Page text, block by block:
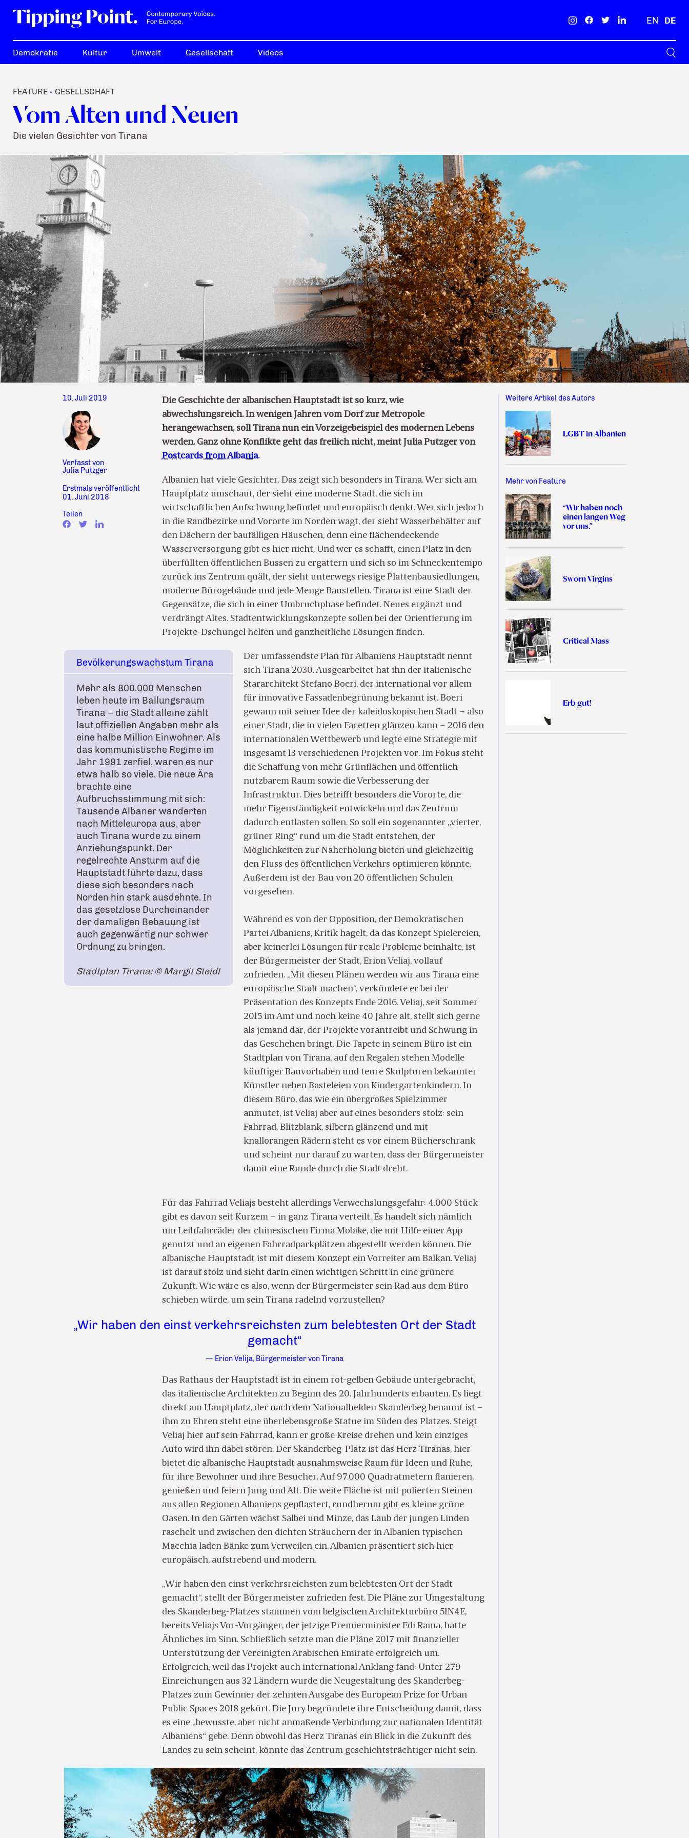
EN DE
Demokratie Kultur Umwelt Gesellschaft Videos
FEATURE • GESELLSCHAFT
Vom Alten und Neuen
Die vielen Gesichter von Tirana
10. Juli 2019
Verfasst von
Julia Putzger
Erstmals veröffentlicht
01. Juni 2018
Teilen
Die Geschichte der albanischen Hauptstadt ist so kurz, wie
abwechslungsreich. In wenigen Jahren vom Dorf zur Metropole
herangewachsen, soll Tirana nun ein Vorzeigebeispiel des modernen Lebens
werden. Ganz ohne Konflikte geht das freilich nicht, meint Julia Putzger von
Postcards from Albania.
Albanien hat viele Gesichter. Das zeigt sich besonders in Tirana. Wer sich am
Hauptplatz umschaut, der sieht eine moderne Stadt, die sich im
wirtschaftlichen Aufschwung befindet und europäisch denkt. Wer sich jedoch
in die Randbezirke und Vororte im Norden wagt, der sieht Wasserbehälter auf
den Dächern der baufälligen Häuschen, denn eine flächendeckende
Wasserversorgung gibt es hier nicht. Und wer es schafft, einen Platz in den
überfüllten öffentlichen Bussen zu ergattern und sich so im Schneckentempo
zurück ins Zentrum quält, der sieht unterwegs riesige Plattenbausiedlungen,
moderne Bürogebäude und jede Menge Baustellen. Tirana ist eine Stadt der
Gegensätze, die sich in einer Umbruchphase befindet. Neues ergänzt und
verdrängt Altes. Stadtentwicklungskonzepte sollen bei der Orientierung im
Projekte-Dschungel helfen und ganzheitliche Lösungen finden.
Bevölkerungswachstum Tirana
Mehr als 800.000 Menschen
leben heute im Ballungsraum
Tirana – die Stadt alleine zählt
laut offiziellen Angaben mehr als
eine halbe Million Einwohner. Als
das kommunistische Regime im
Jahr 1991 zerfiel, waren es nur
etwa halb so viele. Die neue Ära
brachte eine
Aufbruchsstimmung mit sich:
Tausende Albaner wanderten
nach Mitteleuropa aus, aber
auch Tirana wurde zu einem
Anziehungspunkt. Der
regelrechte Ansturm auf die
Hauptstadt führte dazu, dass
diese sich besonders nach
Norden hin stark ausdehnte. In
das gesetzlose Durcheinander
der damaligen Bebauung ist
auch gegenwärtig nur schwer
Ordnung zu bringen.
Stadtplan Tirana: © Margit Steidl
Der umfassendste Plan für Albaniens Hauptstadt nennt
sich Tirana 2030. Ausgearbeitet hat ihn der italienische
Stararchitekt Stefano Boeri, der international vor allem
für innovative Fassadenbegrünung bekannt ist. Boeri
gewann mit seiner Idee der kaleidoskopischen Stadt – also
einer Stadt, die in vielen Facetten glänzen kann – 2016 den
internationalen Wettbewerb und legte eine Strategie mit
insgesamt 13 verschiedenen Projekten vor. Im Fokus steht
die Schaffung von mehr Grünflächen und öffentlich
nutzbarem Raum sowie die Verbesserung der
Infrastruktur. Dies betrifft besonders die Vororte, die
mehr Eigenständigkeit entwickeln und das Zentrum
dadurch entlasten sollen. So soll ein sogenannter „vierter,
grüner Ring“ rund um die Stadt entstehen, der
Möglichkeiten zur Naherholung bieten und gleichzeitig
den Fluss des öffentlichen Verkehrs optimieren könnte.
Außerdem ist der Bau von 20 öffentlichen Schulen
vorgesehen.
Während es von der Opposition, der Demokratischen
Partei Albaniens, Kritik hagelt, da das Konzept Spielereien,
aber keinerlei Lösungen für reale Probleme beinhalte, ist
der Bürgermeister der Stadt, Erion Veliaj, vollauf
zufrieden. „Mit diesen Plänen werden wir aus Tirana eine
europäische Stadt machen“, verkündete er bei der
Präsentation des Konzepts Ende 2016. Veliaj, seit Sommer
2015 im Amt und noch keine 40 Jahre alt, stellt sich gerne
als jemand dar, der Projekte vorantreibt und Schwung in
das Geschehen bringt. Die Tapete in seinem Büro ist ein
Stadtplan von Tirana, auf den Regalen stehen Modelle
künftiger Bauvorhaben und teure Skulpturen bekannter
Künstler neben Basteleien von Kindergartenkindern. In
diesem Büro, das wie ein übergroßes Spielzimmer
anmutet, ist Veliaj aber auf eines besonders stolz: sein
Fahrrad. Blitzblank, silbern glänzend und mit
knallorangen Rädern steht es vor einem Bücherschrank
und scheint nur darauf zu warten, dass der Bürgermeister
damit eine Runde durch die Stadt dreht.
Für das Fahrrad Veliajs besteht allerdings Verwechslungsgefahr: 4.000 Stück
gibt es davon seit Kurzem – in ganz Tirana verteilt. Es handelt sich nämlich
um Leihfahrräder der chinesischen Firma Mobike, die mit Hilfe einer App
genutzt und an eigenen Fahrradparkplätzen abgestellt werden können. Die
albanische Hauptstadt ist mit diesem Konzept ein Vorreiter am Balkan. Veliaj
ist darauf stolz und sieht darin einen wichtigen Schritt in eine grünere
Zukunft. Wie wäre es also, wenn der Bürgermeister sein Rad aus dem Büro
schieben würde, um sein Tirana radelnd vorzustellen?
„Wir haben den einst verkehrsreichsten zum belebtesten Ort der Stadt
gemacht“
— Erion Velija, Bürgermeister von Tirana
Das Rathaus der Hauptstadt ist in einem rot-gelben Gebäude untergebracht,
das italienische Architekten zu Beginn des 20. Jahrhunderts erbauten. Es liegt
direkt am Hauptplatz, der nach dem Nationalhelden Skanderbeg benannt ist –
ihm zu Ehren steht eine überlebensgroße Statue im Süden des Platzes. Steigt
Veliaj hier auf sein Fahrrad, kann er große Kreise drehen und kein einziges
Auto wird ihn dabei stören. Der Skanderbeg-Platz ist das Herz Tiranas, hier
bietet die albanische Hauptstadt ausnahmsweise Raum für Ideen und Ruhe,
für ihre Bewohner und ihre Besucher. Auf 97.000 Quadratmetern flanieren,
genießen und feiern Jung und Alt. Die weite Fläche ist mit polierten Steinen
aus allen Regionen Albaniens gepflastert, rundherum gibt es kleine grüne
Oasen. In den Gärten wächst Salbei und Minze, das Laub der jungen Linden
raschelt und zwischen den dichten Sträuchern der in Albanien typischen
Macchia laden Bänke zum Verweilen ein. Albanien präsentiert sich hier
europäisch, aufstrebend und modern.
„Wir haben den einst verkehrsreichsten zum belebtesten Ort der Stadt
gemacht“, stellt der Bürgermeister zufrieden fest. Die Pläne zur Umgestaltung
des Skanderbeg-Platzes stammen vom belgischen Architekturbüro 51N4E,
bereits Veliajs Vor-Vorgänger, der jetzige Premierminister Edi Rama, hatte
Ähnliches im Sinn. Schließlich setzte man die Pläne 2017 mit finanzieller
Unterstützung der Vereinigten Arabischen Emirate erfolgreich um.
Erfolgreich, weil das Projekt auch international Anklang fand: Unter 279
Einreichungen aus 32 Ländern wurde die Neugestaltung des Skanderbeg-
Platzes zum Gewinner der zehnten Ausgabe des European Prize for Urban
Public Spaces 2018 gekürt. Die Jury begründete ihre Entscheidung damit, dass
es eine „bewusste, aber nicht anmaßende Verbindung zur nationalen Identität
Albaniens“ gebe. Denn obwohl das Herz Tiranas ein Blick in die Zukunft des
Landes zu sein scheint, könnte das Zentrum geschichtsträchtiger nicht sein.
Weitere Artikel des Autors
LGBT in Albanien
Mehr von Feature
“Wir haben noch
einen langen Weg
vor uns.”
Sworn Virgins
Critical Mass
Erb gut!